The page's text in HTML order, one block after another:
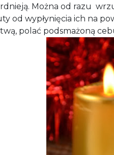
Można od razu
od wypłynięcia ich na
polać podsmażoną